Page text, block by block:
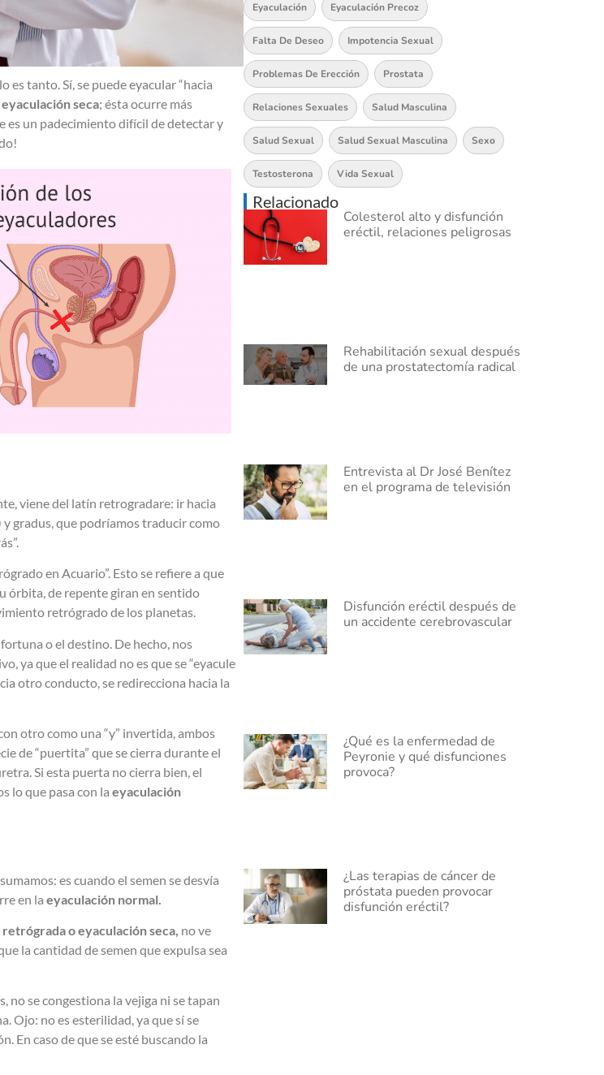
es tanto. Sí, se puede eyacular “hacia
eyaculación seca; ésta ocurre más
es un padecimiento difícil de detectar y
viene del latín retrogradare: ir hacia
gradus, que podríamos traducir como
en Acuario”. Esto se refiere a que
órbita, de repente giran en sentido
retrógrado de los planetas.
o el destino. De hecho, nos
ya que el realidad no es que se “eyacule
otro conducto, se redirecciona hacia la
otro como una “y” invertida, ambos
de “puertita” que se cierra durante el
Si esta puerta no cierra bien, el
lo que pasa con la eyaculación
es cuando el semen se desvía
en la eyaculación normal.
o eyaculación seca, no ve
la cantidad de semen que expulsa sea
no se congestiona la vejiga ni se tapan
Ojo: no es esterilidad, ya que sí se
En caso de que se esté buscando la
Eyaculación Eyaculación Precoz
Falta De Deseo Impotencia Sexual
Problemas De Erección Prostata
Relaciones Sexuales Salud Masculina
Salud Sexual Salud Sexual Masculina Sexo
Testosterona Vida Sexual
Relacionado
Colesterol alto y disfunción
eréctil, relaciones peligrosas
Rehabilitación sexual después
de una prostatectomía radical
Entrevista al Dr José Benítez
en el programa de televisión
Disfunción eréctil después de
un accidente cerebrovascular
¿Qué es la enfermedad de
Peyronie y qué disfunciones
provoca?
¿Las terapias de cáncer de
próstata pueden provocar
disfunción eréctil?